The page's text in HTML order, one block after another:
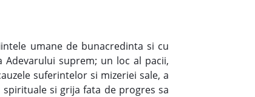
umane de bunacredinta si cu
suprem; un loc al pacii,
suferintelor si mizeriei sale, a
si grija fata de progres sa